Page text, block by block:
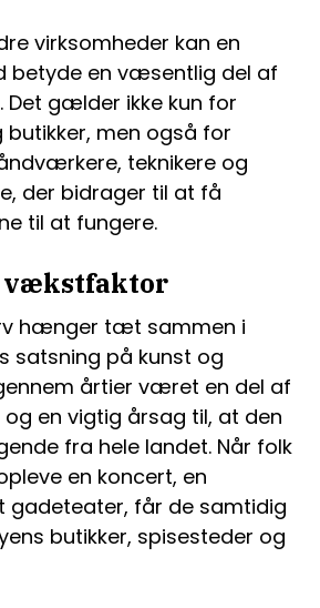
virksomheder kan en
betyde en væsentlig del af
Det gælder ikke kun for
men også for
teknikere og
der bidrager til at få
til at fungere.
vækstfaktor
hænger tæt sammen i
satsning på kunst og
årtier været en del af
en vigtig årsag til, at den
fra hele landet. Når folk
en koncert, en
gadeteater, får de samtidig
butikker, spisesteder og